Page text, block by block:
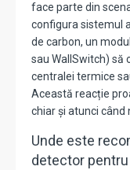
face parte din
configura sistemul
de carbon, un
sau WallSwitch) să
centralei termice
Această reacție
chiar și atunci când
Unde este
detector